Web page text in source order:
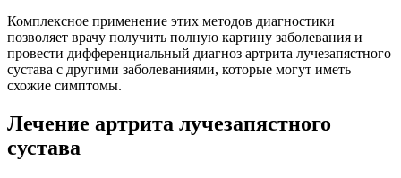
Комплексное применение этих методов диагностики
позволяет врачу получить полную картину заболевания и
провести дифференциальный диагноз артрита лучезапястного
сустава с другими заболеваниями, которые могут иметь
схожие симптомы.
Лечение артрита лучезапястного
сустава